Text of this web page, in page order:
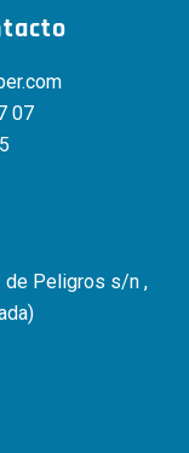
07
de Peligros s/n ,